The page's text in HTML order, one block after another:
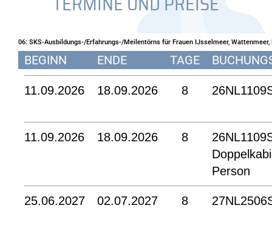
06: SKS-Ausbildungs-/Erfahrungs-/Meilentörns für Frauen IJsselmeer, Wattenmeer,
BEGINN ENDE TAGE
11.09.2026 18.09.2026 8
11.09.2026 18.09.2026 8
Person
25.06.2027 02.07.2027 8